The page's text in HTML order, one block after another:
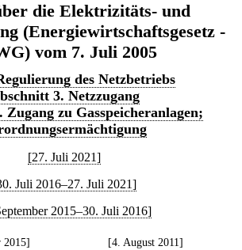
die Elektrizitäts- und
(Energiewirtschaftsgesetz -
vom 7. Juli 2005
des Netzbetriebs
3. Netzzugang
Zugang zu Gasspeicheranlagen;
[27. Juli 2021]
Juli 2016–27. Juli 2021]
2015–30. Juli 2016]
2015]
[4. August 2011]